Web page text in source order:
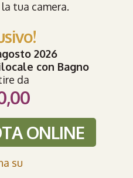
tua camera.
2026
con Bagno
da
ONLINE
su